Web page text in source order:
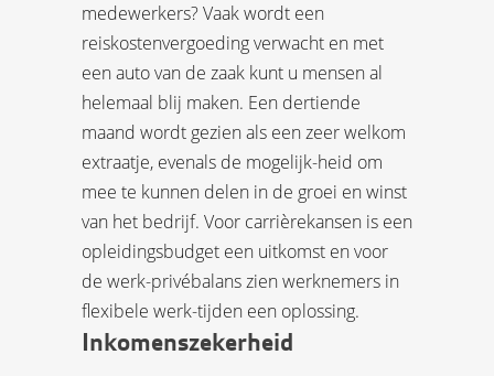
medewerkers? Vaak wordt een
reiskostenvergoeding verwacht en met
een auto van de zaak kunt u mensen al
helemaal blij maken. Een dertiende
maand wordt gezien als een zeer welkom
extraatje, evenals de mogelijk-heid om
mee te kunnen delen in de groei en winst
van het bedrijf. Voor carrièrekansen is een
opleidingsbudget een uitkomst en voor
de werk-privébalans zien werknemers in
flexibele werk-tijden een oplossing.
Inkomenszekerheid